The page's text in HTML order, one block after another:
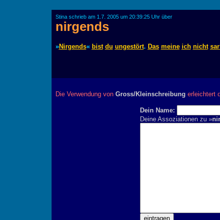
Stina schrieb am 1.7. 2005 um 20:39:25 Uhr über
nirgends
»Nirgends« bist du ungestört. Das meine ich nicht
Die Verwendung von Gross/Kleinschreibung erleichtert
Dein Name:
Deine Assoziationen zu »